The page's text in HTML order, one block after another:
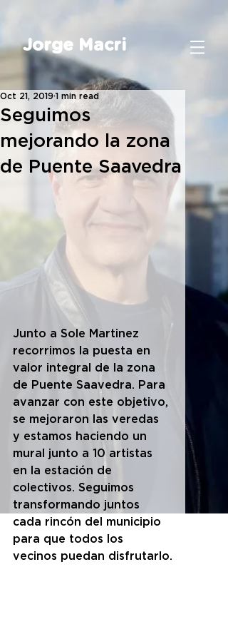
Jorge Macri
Seguimos
mejorando la zona
de Puente Saavedra
Oct 21, 2019 1 min read
Junto a Sole Martinez
recorrimos la puesta en
valor integral de la zona
de Puente Saavedra. Para
avanzar con este objetivo,
se mejoraron las veredas
y estamos haciendo un
mural junto a 10 artistas
en la estación de
colectivos. Seguimos
transformando juntos
cada rincón del municipio
para que todos los
vecinos puedan disfrutarlo.